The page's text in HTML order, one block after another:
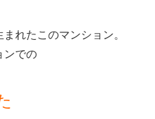
れたこのマンション。
ンでの